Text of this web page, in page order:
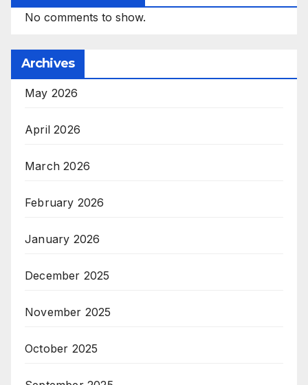
No comments to show.
Archives
May 2026
April 2026
March 2026
February 2026
January 2026
December 2025
November 2025
October 2025